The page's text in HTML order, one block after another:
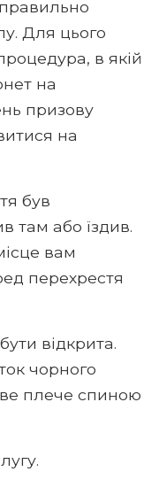
Для цього
в якій
на
призову
на
був
там або їздив.
вам
перехрестя
відкрита.
чорного
плече спиною